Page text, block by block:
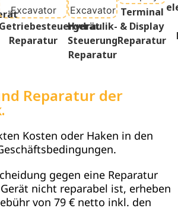
Getriebesteuergerät
Reparatur
Hydraulik-
Steuerung
Reparatur
Terminal
& Display
Reparatur
Reparatur der
Kosten oder Haken in den
gegen eine Reparatur
nicht reparabel ist, erheben
von 79 € netto inkl. den